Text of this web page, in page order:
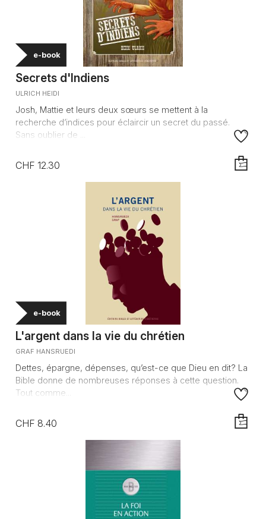
e-book
Secrets d'Indiens
ULRICH HEIDI
Josh, Mattie et leurs deux sœurs se mettent à la
recherche d’indices pour éclaircir un secret du passé.
Sans oublier de ...
CHF 12.30
e-book
L'argent dans la vie du chrétien
GRAF HANSRUEDI
Dettes, épargne, dépenses, qu’est-ce que Dieu en dit? La
Bible donne de nombreuses réponses à cette question.
Tout comme...
CHF 8.40